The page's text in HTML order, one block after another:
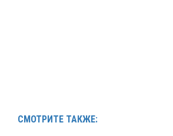
СМОТРИТЕ ТАКЖЕ: